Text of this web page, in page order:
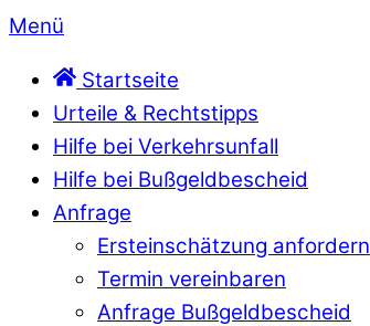
Menü
Startseite
Urteile & Rechtstipps
Hilfe bei Verkehrsunfall
Hilfe bei Bußgeldbescheid
Anfrage
Ersteinschätzung anfordern
Termin vereinbaren
Anfrage Bußgeldbescheid